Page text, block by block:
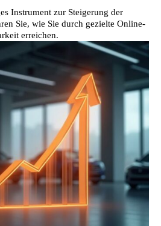
Instrument zur Steigerung der
Sie, wie Sie durch gezielte Online-
erreichen.